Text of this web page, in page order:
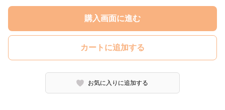
購入画面に進む
カートに追加する
お気に入りに追加する